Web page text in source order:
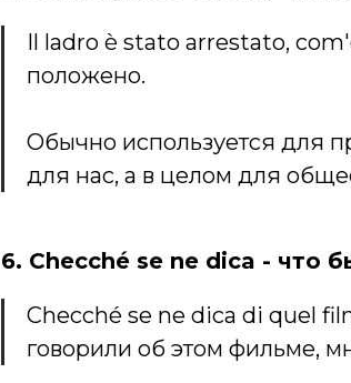
Il ladro è stato arrestato,
положено.
Обычно используется для
для нас, а в целом для
6. Checché se ne dica - что
Checché se ne dica di quel
говорили об этом фильме,